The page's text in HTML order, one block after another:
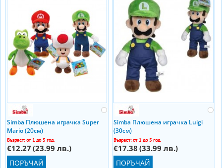
Simba Плюшена играчка Super
Mario (20см)
Възраст: от 1 до 5 год.
€12.27 (23.99 лв.)
ПОРЪЧАЙ
Simba Плюшена играчка Luigi
(30см)
Възраст: от 1 до 5 год.
€17.38 (33.99 лв.)
ПОРЪЧАЙ